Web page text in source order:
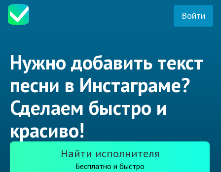
Войти
Нужно добавить текст
песни в Инстаграме?
Сделаем быстро и
красиво!
Найти исполнителя
Бесплатно и быстро